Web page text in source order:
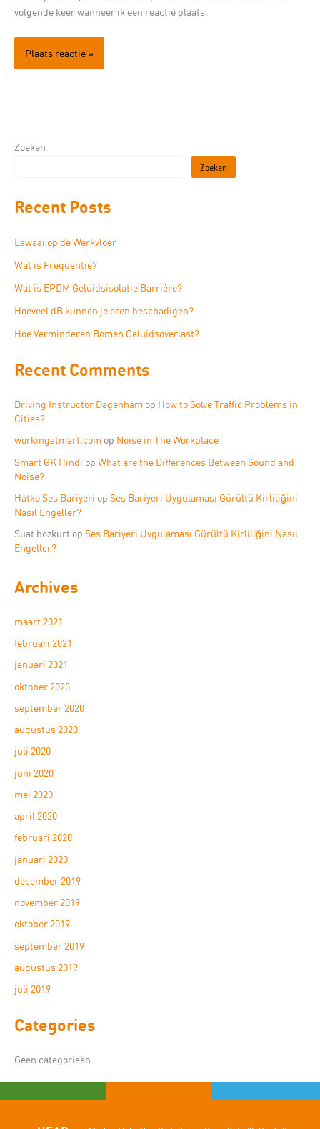
volgende keer wanneer ik een reactie plaats.
Zoeken
Zoeken
Recent Posts
Lawaai op de Werkvloer
Wat is Frequentie?
Wat is EPDM Geluidsisolatie Barrière?
Hoeveel dB kunnen je oren beschadigen?
Hoe Verminderen Bomen Geluidsoverlast?
Recent Comments
Driving Instructor Dagenham op How to Solve Traffic Problems in
Cities?
workingatmart.com op Noise in The Workplace
Smart GK Hindi op What are the Differences Between Sound and
Noise?
Hatko Ses Bariyeri op Ses Bariyeri Uygulaması Gürültü Kirliliğini
Nasıl Engeller?
Suat bozkurt op Ses Bariyeri Uygulaması Gürültü Kirliliğini Nasıl
Engeller?
Archives
maart 2021
februari 2021
januari 2021
oktober 2020
september 2020
augustus 2020
juli 2020
juni 2020
mei 2020
april 2020
februari 2020
januari 2020
december 2019
november 2019
oktober 2019
september 2019
augustus 2019
juli 2019
Categories
Geen categorieën